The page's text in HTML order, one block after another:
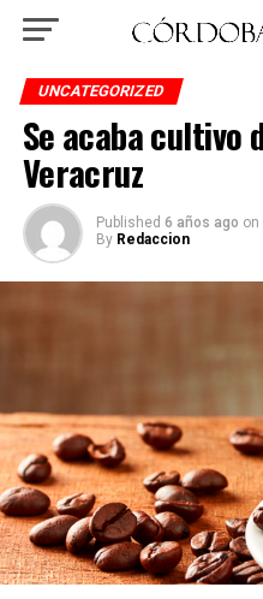
UNCATEGORIZED
Se acaba cultivo
Veracruz
Published 6 años ago on
By Redaccion